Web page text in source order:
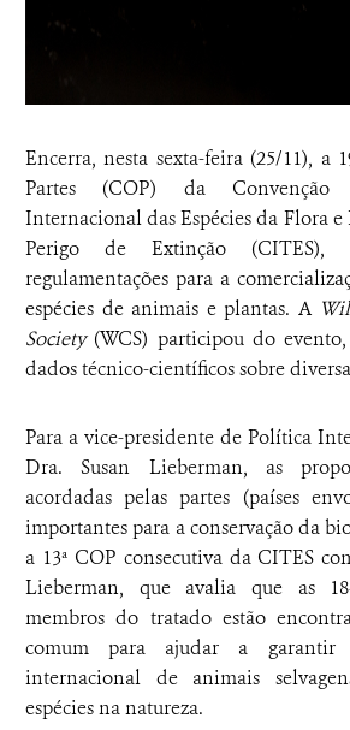
Encerra, nesta sexta-feira (25/11), a
Partes (COP) da Convenção
Internacional das Espécies da Flora e
Perigo de Extinção (CITES),
regulamentações para a
espécies de animais e plantas. A
Society(WCS) participou do
dados técnico-científicos sobre
Para a vice-presidente de Política
Dra. Susan Lieberman, as
acordadas pelas partes (países
importantes para a conservação da
a 13ª COP consecutiva da CITES
Lieberman, que avalia que as
membros do tratado estão
comum para ajudar a garantir
internacional de animais
espécies na natureza.